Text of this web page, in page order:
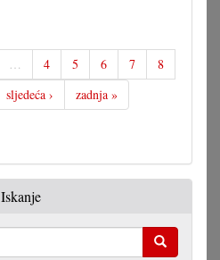
… 4 5 6 7
8
sljedeća › zadnja »
Iskanje